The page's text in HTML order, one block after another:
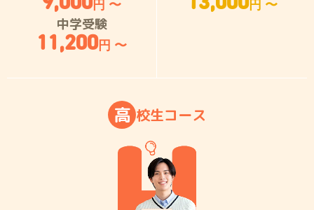
円 〜
中学受験
11,200円 〜
円 〜
高 校生コース